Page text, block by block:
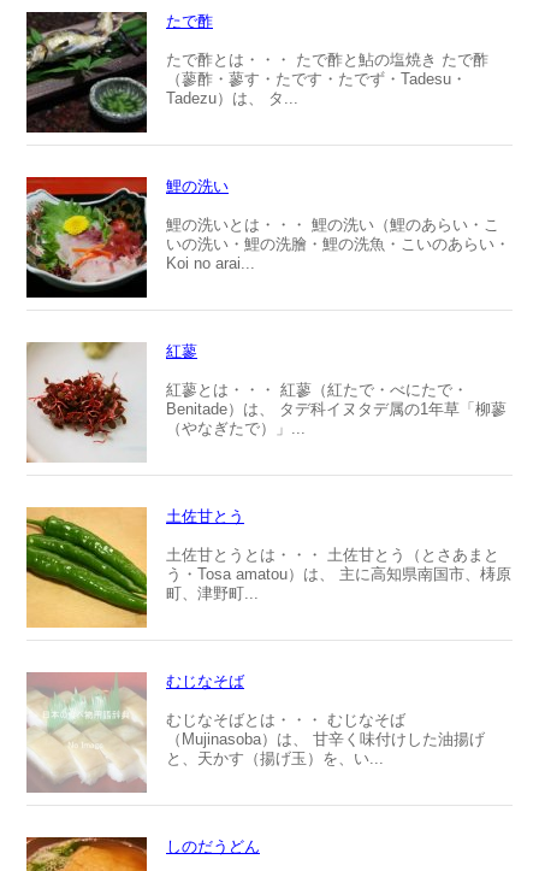
たで酢
たで酢とは・・・ たで酢と鮎の塩焼き たで酢
（蓼酢・蓼す・たです・たでず・Tadesu・
Tadezu）は、 タ...
鯉の洗い
鯉の洗いとは・・・ 鯉の洗い（鯉のあらい・こ
いの洗い・鯉の洗膾・鯉の洗魚・こいのあらい・
Koi no arai...
紅蓼
紅蓼とは・・・ 紅蓼（紅たで・べにたで・
Benitade）は、 タデ科イヌタデ属の1年草「柳蓼
（やなぎたで）」...
土佐甘とう
土佐甘とうとは・・・ 土佐甘とう（とさあまと
う・Tosa amatou）は、 主に高知県南国市、梼原
町、津野町...
むじなそば
むじなそばとは・・・ むじなそば
（Mujinasoba）は、 甘辛く味付けした油揚げ
と、天かす（揚げ玉）を、い...
しのだうどん